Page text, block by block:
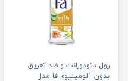
رول دئودورانت و ضد تعریق
بدون آلومینیوم فا مدل